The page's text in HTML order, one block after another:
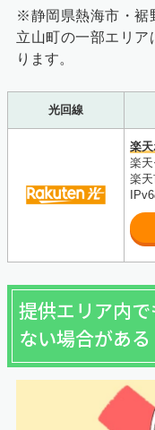
※静岡県熱海市・裾
立山町の一部エリ
ります。
光回線
楽
楽
楽
提供エリア内
ない場合がある